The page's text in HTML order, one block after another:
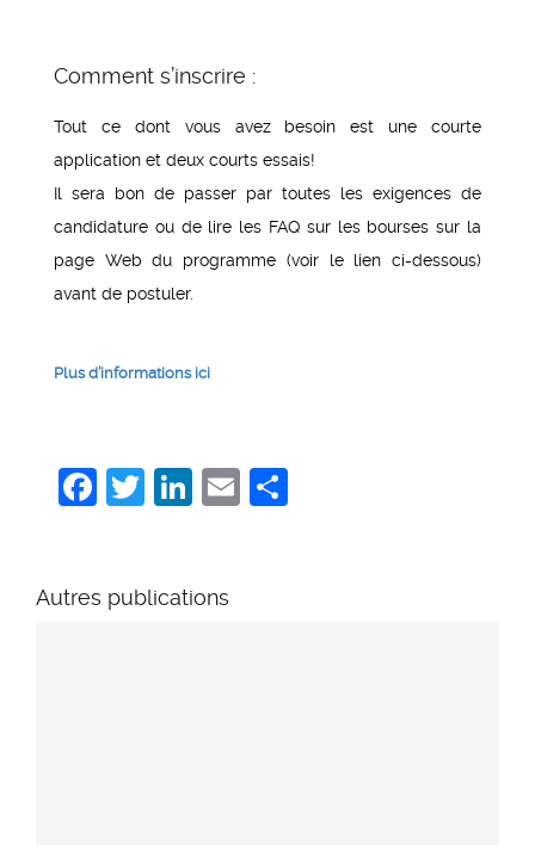
Comment s’inscrire :
Tout ce dont vous avez besoin est une courte
application et deux courts essais!
Il sera bon de passer par toutes les exigences de
candidature ou de lire les FAQ sur les bourses sur la
page Web du programme (voir le lien ci-dessous)
avant de postuler.
Plus d’informations ici
Facebook
Twitter
LinkedIn
Email
Autres publications